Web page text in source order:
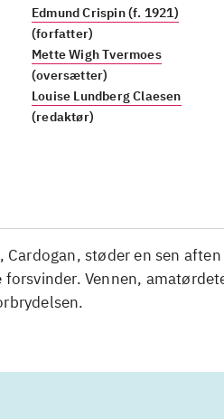
Edmund Crispin (f. 1921)
(forfatter)
Mette Wigh Tvermoes
(oversætter)
Louise Lundberg Claesen
(redaktør)
støder en sen
Vennen,